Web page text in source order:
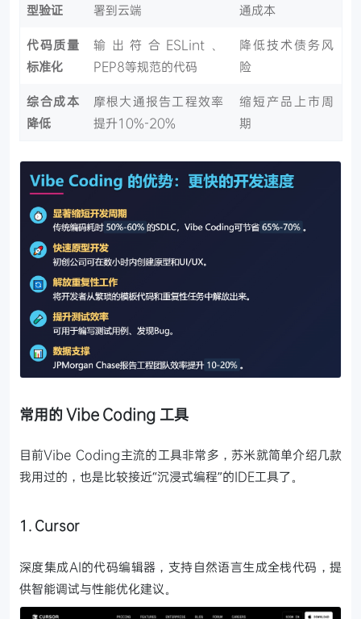
型验证
署到云端
通成本
代码质量
标准化
输出符合ESLint、
PEP8等规范的代码
降低技术债务风
险
综合成本
降低
摩根大通报告工程效率
提升10%-20%
缩短产品上市周
期
常用的 Vibe Coding 工具
目前Vibe Coding主流的工具非常多，苏米就简单介绍几款
我用过的，也是比较接近“沉浸式编程”的IDE工具了。
1. Cursor
深度集成AI的代码编辑器，支持自然语言生成全栈代码，提
供智能调试与性能优化建议。